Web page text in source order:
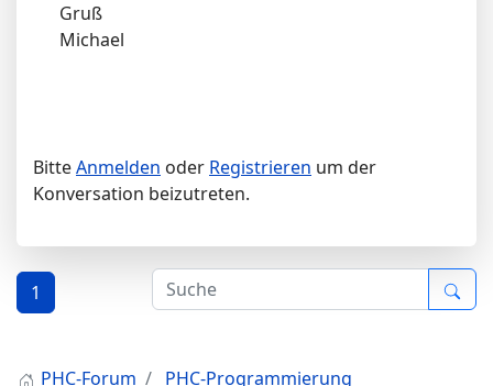
Gruß
Michael
BitteAnmelden oder Registrieren um der
Konversation beizutreten.
1
PHC-Forum PHC-Programmierung